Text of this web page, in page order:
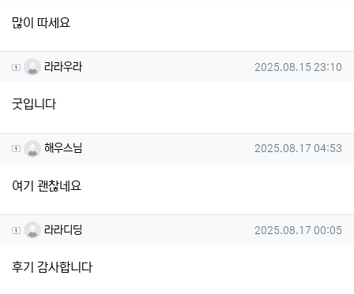
많이 따세요
라라우라님의 댓글
라라우라 작성일
2025.08.15 23:10
굿입니다
해우스님님의 댓글
해우스님 작성일
2025.08.17 04:53
여기 괜찮네요
라라디딩님의 댓글
라라디딩 작성일
2025.08.17 00:05
후기 감사합니다